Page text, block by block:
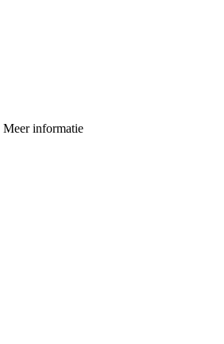
Meer informatie